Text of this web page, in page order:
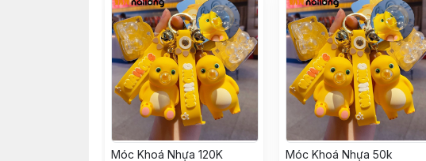
Móc Khoá Nhựa 120K Móc Khoá Nhựa 50k